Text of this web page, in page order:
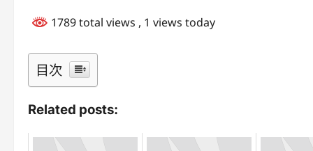
1789 total views , 1 views today
目次
Related posts: